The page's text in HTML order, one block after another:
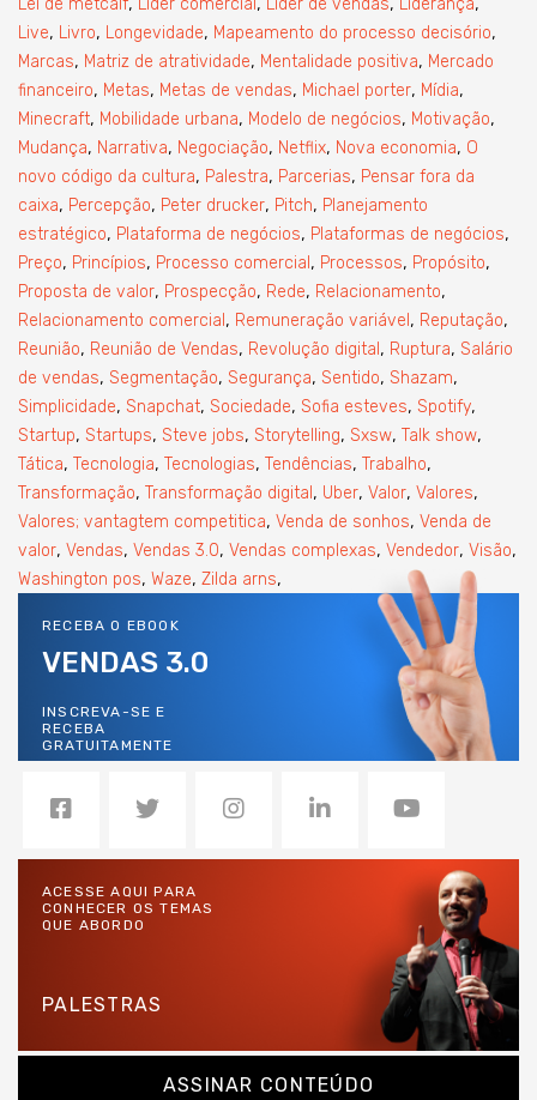
Lei de metcalf Líder comercial Lider de vendas Liderança
Live, Livro, Longevidade, Mapeamento do processo decisório,
Marcas, Matriz de atratividade, Mentalidade positiva, Mercado
financeiro, Metas, Metas de vendas, Michael porter, Mídia,
Minecraft, Mobilidade urbana, Modelo de negócios, Motivação,
Mudança, Narrativa, Negociação, Netflix, Nova economia, O
novo código da cultura, Palestra, Parcerias, Pensar fora da
caixa, Percepção, Peter drucker, Pitch, Planejamento
estratégico, Plataforma de negócios, Plataformas de negócios,
Preço, Princípios, Processo comercial , Processos, Propósito,
Proposta de valor, Prospecção, Rede, Relacionamento,
Relacionamento comercial , Remuneração variável , Reputação,
Reunião, Reunião de Vendas, Revolução digital , Ruptura, Salário
de vendas, Segmentação, Segurança, Sentido, Shazam,
Simplicidade, Snapchat, Sociedade, Sofia esteves, Spotify,
Startup, Startups, Steve jobs, Storytelling, Sxsw, Talk show,
Tática, Tecnologia, Tecnologias, Tendências, Trabalho,
Transformação, Transformação digital , Uber, Valor, Valores,
Valores; vantagtem competitica, Venda de sonhos, Venda de
valor, Vendas, Vendas 3.0, Vendas complexas, Vendedor, Visão,
Washington pos, Waze, Zilda arns,
RECEBA O EBOOK
VENDAS 3.0
INSCREVA-SE E
RECEBA
GRATUITAMENTE
ACESSE AQUI PARA
CONHECER OS TEMAS
QUE ABORDO
PALESTRAS
ASSINAR CONTEÚDO